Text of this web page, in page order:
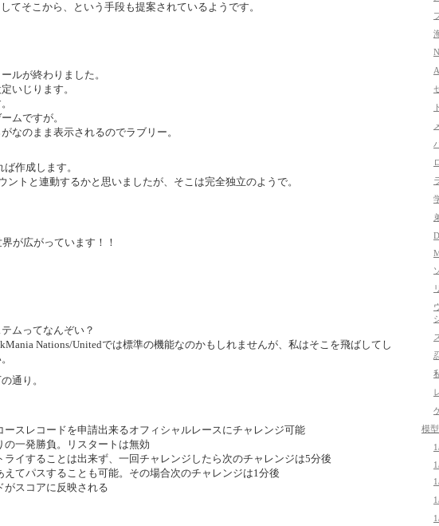
てそこから、という手段も提案されているようです。
ルが終わりました。
いじります。
ムですが。
なのまま表示されるのでラブリー。
作成します。
ントと連動するかと思いましたが、そこは完全独立のようで。
が広がっています！！
ムってなんぞい？
Nations/Unitedでは標準の機能なのかもしれませんが、私はそこを飛ばしてし
通り。
ースレコードを申請出来るオフィシャルレースにチャレンジ可能
一発勝負。リスタートは無効
イすることは出来ず、一回チャレンジしたら次のチャレンジは5分後
てパスすることも可能。その場合次のチャレンジは1分後
がスコアに反映される
模